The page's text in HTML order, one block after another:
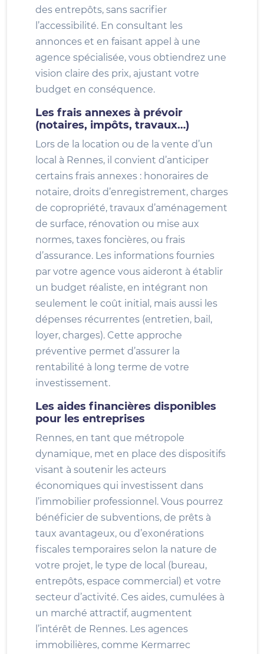
des entrepôts, sans sacrifier
l’accessibilité. En consultant les
annonces et en faisant appel à une
agence spécialisée, vous obtiendrez une
vision claire des prix, ajustant votre
budget en conséquence.
Les frais annexes à prévoir
(notaires, impôts, travaux…)
Lors de la location ou de la vente d’un
local à Rennes, il convient d’anticiper
certains frais annexes : honoraires de
notaire, droits d’enregistrement, charges
de copropriété, travaux d’aménagement
de surface, rénovation ou mise aux
normes, taxes foncières, ou frais
d’assurance. Les informations fournies
par votre agence vous aideront à établir
un budget réaliste, en intégrant non
seulement le coût initial, mais aussi les
dépenses récurrentes (entretien, bail,
loyer, charges). Cette approche
préventive permet d’assurer la
rentabilité à long terme de votre
investissement.
Les aides financières disponibles
pour les entreprises
Rennes, en tant que métropole
dynamique, met en place des dispositifs
visant à soutenir les acteurs
économiques qui investissent dans
l’immobilier professionnel. Vous pourrez
bénéficier de subventions, de prêts à
taux avantageux, ou d’exonérations
fiscales temporaires selon la nature de
votre projet, le type de local (bureau,
entrepôts, espace commercial) et votre
secteur d’activité. Ces aides, cumulées à
un marché attractif, augmentent
l’intérêt de Rennes. Les agences
immobilières, comme Kermarrec